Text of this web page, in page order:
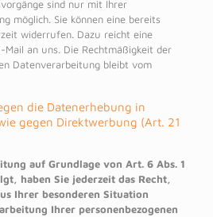
sind nur mit Ihrer
möglich. Sie können eine bereits
widerrufen. Dazu reicht eine
an uns. Die Rechtmäßigkeit der
Datenverarbeitung bleibt vom
die Datenerhebung in
gegen Direktwerbung (Art. 21
auf Grundlage von Art. 6 Abs. 1
haben Sie jederzeit das Recht,
Ihrer besonderen Situation
Ihrer personenbezogenen